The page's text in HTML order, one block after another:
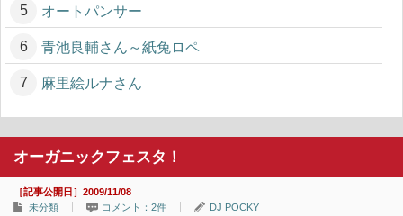
オートパンサー
青池良輔さん～紙兔ロペ
麻里絵ルナさん
オーガニックフェスタ！
［記事公開日］2009/11/08
未分類
コメント：2件 DJ POCKY